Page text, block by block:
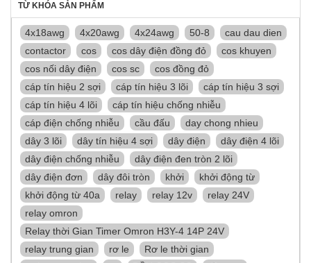
TỪ KHÓA SẢN PHẨM
4x18awg 4x20awg 4x24awg 50-8
cau dau dien
contactor
cos cos dây điện đồng đỏ
cos khuyen
cos nối dây điện
cos sc
cos đồng đỏ
cáp tín hiệu 2 sợi
cáp tín hiệu 3 lõi
cáp tín hiệu 3 sợi
cáp tín hiệu 4 lõi
cáp tín hiệu chống nhiễu
cáp điện chống nhiễu
cầu đấu
day chong nhieu
dây 3 lõi
dây tín hiệu 4 sợi dây điện
dây điện 4 lõi
dây điện chống nhiễu
dây điện đen tròn 2 lõi
dây điện đơn
dây đôi tròn khởi
khởi động từ
khởi động từ 40a
relay relay 12v
relay 24V
relay omron
Relay thời Gian Timer Omron H3Y-4 14P 24V
relay trung gian
rơ le
Rơ le thời gian